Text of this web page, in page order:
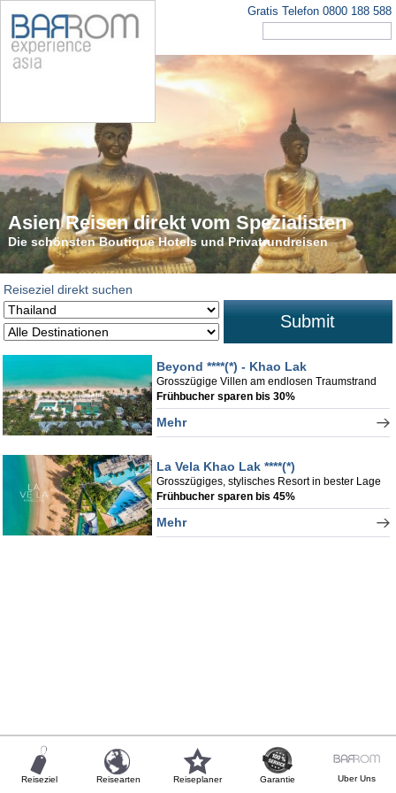
Gratis Telefon 0800 188 588
Asien Reisen direkt vom Spezialisten
Die schönsten Boutique Hotels und Privatrundreisen
Die schönsten Rundreisen in Asien
Tauchen Sie ein in den faszinierenden Kontinent
Reiseziel direkt suchen
Submit
Beyond ****(*) - Khao Lak
Grosszügige Villen am endlosen Traumstrand
Frühbucher sparen bis 30%
Mehr
La Vela Khao Lak ****(*)
Grosszügiges, stylisches Resort in bester Lage
Frühbucher sparen bis 45%
Mehr
Reiseziel Reisearten Reiseplaner Garantie Uber Uns